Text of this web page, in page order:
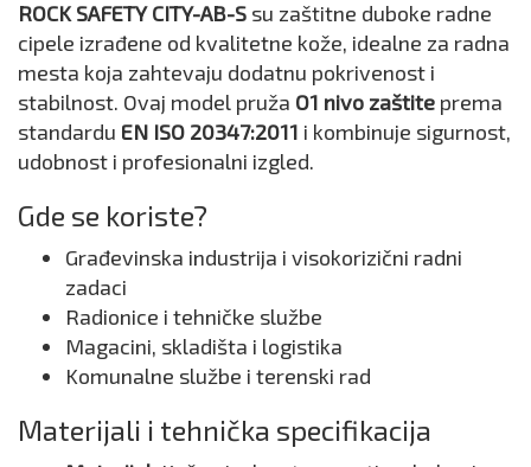
ROCK SAFETY CITY-AB-S su zaštitne duboke radne
cipele izrađene od kvalitetne kože, idealne za radna
mesta koja zahtevaju dodatnu pokrivenost i
stabilnost. Ovaj model pruža O1 nivo zaštite prema
standardu EN ISO 20347:2011 i kombinuje sigurnost,
udobnost i profesionalni izgled.
Gde se koriste?
Građevinska industrija i visokorizični radni
zadaci
Radionice i tehničke službe
Magacini, skladišta i logistika
Komunalne službe i terenski rad
Materijali i tehnička specifikacija